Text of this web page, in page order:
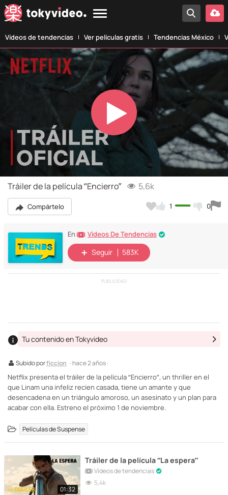
Vídeos de tendencias Ver películas gratis Tendencias México
Play
Video
Tráiler de la película “Encierro” 5,6k
Compártelo 1 0
En Vídeos De Tendencias
Seguir 583K
PUBLICIDAD
Subido porficcion · hace 2 años ·
Tu contenido en Tokyvideo
Netflix presenta el tráiler de la película “Encierro”, un thriller en el
que Linam una infeliz recien casada, tiene un amante y que
desencadena en un triángulo amoroso, un asesinato y un plan para
acabar con ella. Estreno el próximo 1 de noviembre.
Películas de Suspense
01:32
Tráiler de la película “La espera”
Vídeos de tendencias
5,4k